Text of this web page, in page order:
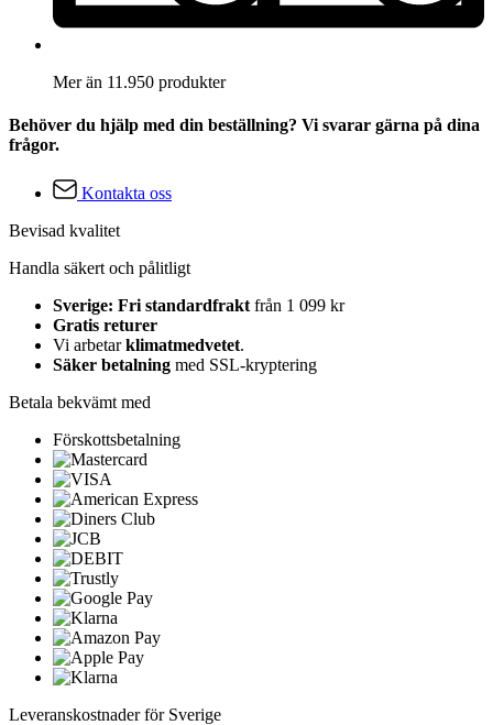
Mer än 11.950 produkter
Behöver du hjälp med din beställning? Vi svarar gärna på dina
frågor.
Kontakta oss
Bevisad kvalitet
Handla säkert och pålitligt
Sverige: Fri standardfrakt från 1 099 kr
Gratis returer
Vi arbetarklimatmedvetet.
Säker betalning med SSL-kryptering
Betala bekvämt med
Förskottsbetalning
Leveranskostnader för Sverige